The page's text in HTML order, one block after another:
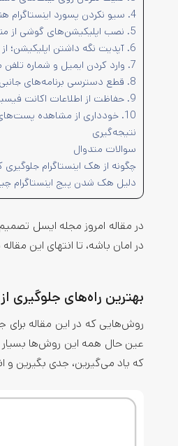
4. سیو نکردن پسورد اینستاگرام هنگام لاگین کردن به اکانت
5. نصب اپلیکیشن‌های گوشی از منابع معتبر
6. آپدیت نگه داشتن اپلیکیشن؛ از راه‌های جلوگیری از هک اینستاگرام
7. وارد کردن ایمیل و شماره تلفن معتبر
8. قطع دسترسی برنامه‌های جانبی به اکانت اینستاگرام
9. حفاظت از اطلاعات اکانت فیسبوک
10. خودداری از مشاهده پست‌های اینستاگرامی از پلتفرم‌های نامعتبر
نتیجه‌گیری
سوالات متدوال
چگونه از هک اینستاگرام جلوگیری
دلیل هک شدن پیج اینستاگرام
در مقاله امروز مجله ایسل تصمیم
در امان باشه، تا انتهای این
بهترین راه‌های جلوگیری
روش‌هایی که در این مقاله
عین حال همه این روش‌ها
که یاد می‌گیرین، جدی بگیرین و